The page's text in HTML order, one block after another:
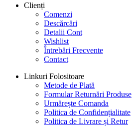
Clienți
Comenzi
Descărcări
Detalii Cont
Wishlist
Întrebări Frecvente
Contact
Linkuri Folositoare
Metode de Plată
Formular Returnări Produse
Urmărește Comanda
Politica de Confidențialitate
Politica de Livrare și Retur